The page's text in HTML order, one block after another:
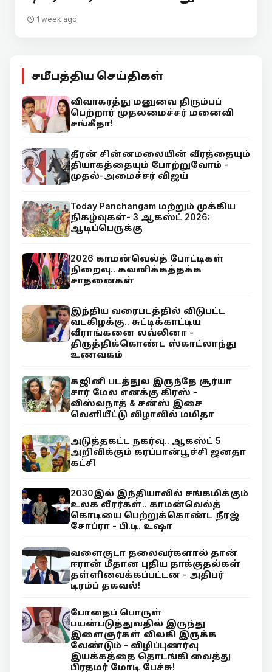
1 week ago
சமீபத்திய செய்திகள்
விவாகரத்து மனுவை திரும்பப்
பெற்றார் முதலமைச்சர் மனைவி
சங்கீதா!
தீரன் சின்னமலையின் வீரத்தையும்
தியாகத்தையும் போற்றுவோம் -
முதல்-அமைச்சர் விஜய்
Today Panchangam மற்றும் முக்கிய
நிகழ்வுகள்- 3 ஆகஸ்ட் 2026:
ஆடிப்பெருக்கு
2026 காமன்வெல்த் போட்டிகள்
நிறைவு.. கவனிக்கத்தக்க
சாதனைகள்
இந்திய வரைபடத்தில் விடுபட்ட
வடகிழக்கு.. சுட்டிக்காட்டிய
வீராங்கனை லவ்லினா -
திருத்திக்கொண்ட ஸ்காட்லாந்து
உணவகம்
கஜினி படத்துல இருந்தே சூர்யா
சார் மேல எனக்கு கிரஸ் -
விஸ்வநாத் & சன்ஸ் இசை
வெளியீட்டு விழாவில் மமிதா
அடுத்தகட்ட நகர்வு.. ஆகஸ்ட் 5
அறிவிக்கும் கரப்பான்பூச்சி ஜனதா
கட்சி
2030இல் இந்தியாவில் சங்கமிக்கும்
உலக வீரர்கள்.. காமன்வெல்த்
கொடியை பெற்றுக்கொண்ட நீரஜ்
சோப்ரா - பி.டி. உஷா
வளைகுடா தலைவர்களால் தான்
ஈரான் மீதான புதிய தாக்குதல்கள்
தள்ளிவைக்கப்பட்டன - அதிபர்
டிரம்ப் தகவல்!
போதைப் பொருள்
பயன்படுத்துவதில் இருந்து
இளைஞர்கள் விலகி இருக்க
வேண்டும் - விழிப்புணர்வு
இயக்கத்தை தொடங்கி வைத்து
பிரதமர் மோடி பேச்சு!